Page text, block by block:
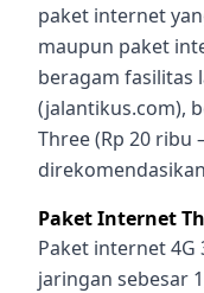
paket internet
maupun paket
beragam fasilitas
(jalantikus.com),
Three (Rp 20 ribu
Paket Internet
Paket internet 4G
jaringan sebesar